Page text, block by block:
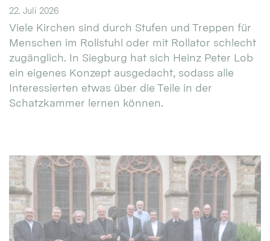
22. Juli 2026
Viele Kirchen sind durch Stufen und Treppen für
Menschen im Rollstuhl oder mit Rollator schlecht
zugänglich. In Siegburg hat sich Heinz Peter Lob
ein eigenes Konzept ausgedacht, sodass alle
Interessierten etwas über die Teile in der
Schatzkammer lernen können.